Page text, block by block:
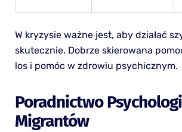
W kryzysie ważne jest, aby działać
skutecznie. Dobrze skierowana
los i pomóc w zdrowiu psychicznym.
Poradnictwo
Migrantów